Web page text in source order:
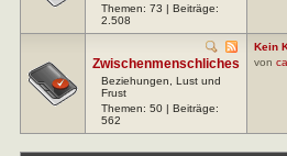
Themen: 73 | Beiträge:
2.508
Zwischenmenschliches
Beziehungen, Lust und
Frust
Themen: 50 | Beiträge:
562
Kein
von